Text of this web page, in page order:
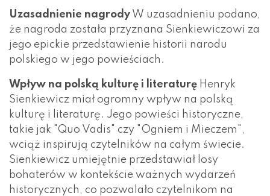
Uzasadnienie nagrody W uzasadnieniu podano,
że nagroda została przyznana Sienkiewiczowi za
jego epickie przedstawienie historii narodu
polskiego w jego powieściach.
Wpływ na polską kulturę i literaturę Henryk
Sienkiewicz miał ogromny wpływ na polską
kulturę i literaturę. Jego powieści historyczne,
takie jak "Quo Vadis" czy "Ogniem i Mieczem",
wciąż inspirują czytelników na całym świecie.
Sienkiewicz umiejętnie przedstawiał losy
bohaterów w kontekście ważnych wydarzeń
historycznych, co pozwalało czytelnikom na